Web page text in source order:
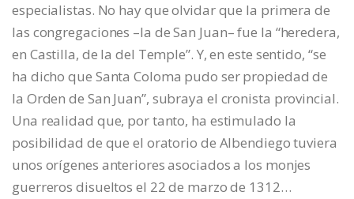
especialistas. No hay que olvidar que la primera de
las congregaciones –la de San Juan– fue la “heredera,
en Castilla, de la del Temple”. Y, en este sentido, “se
ha dicho que Santa Coloma pudo ser propiedad de
la Orden de San Juan”, subraya el cronista provincial.
Una realidad que, por tanto, ha estimulado la
posibilidad de que el oratorio de Albendiego tuviera
unos orígenes anteriores asociados a los monjes
guerreros disueltos el 22 de marzo de 1312…